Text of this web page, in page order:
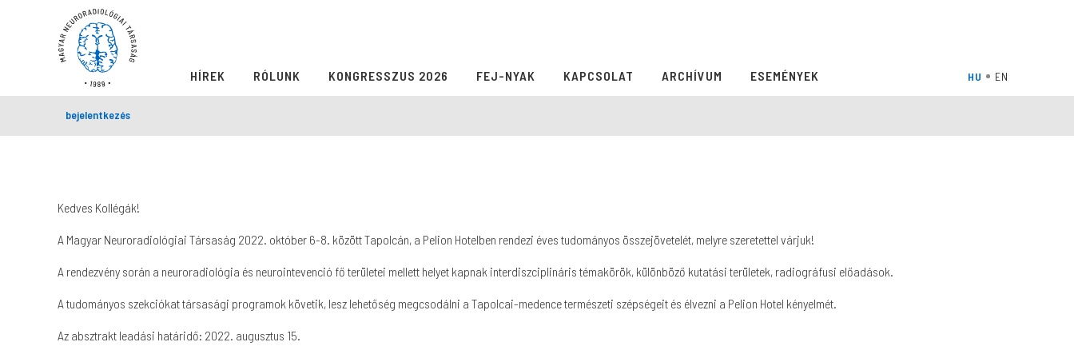
HÍREK RÓLUNK KONGRESSZUS 2026 FEJ-NYAK KAPCSOLAT ARCHÍVUM ESEMÉNYEK
bejelentkezés
Kedves Kollégák!
A Magyar Neuroradiológiai Társaság 2022. október 6-8. között Tapolcán, a Pelion Hotelben rendezi éves tudományos összejövetelét, melyre szeretettel várjuk!
A rendezvény során a neuroradiológia és neurointevenció fő területei mellett helyet kapnak interdiszciplináris témakörök, különböző kutatási területek, radiográfusi előadások.
A tudományos szekciókat társasági programok követik, lesz lehetőség megcsodálni a Tapolcai-medence természeti szépségeit és élvezni a Pelion Hotel kényelmét.
Az absztrakt leadási határidő: 2022. augusztus 15.